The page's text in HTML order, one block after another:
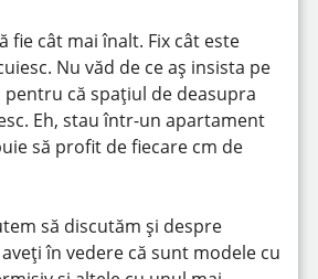
fie cât mai înalt. Fix cât este
Nu văd de ce aș insista pe
că spațiul de deasupra
Eh, stau într-un apartament
să profit de fiecare cm de
să discutăm și despre
în vedere că sunt modele cu